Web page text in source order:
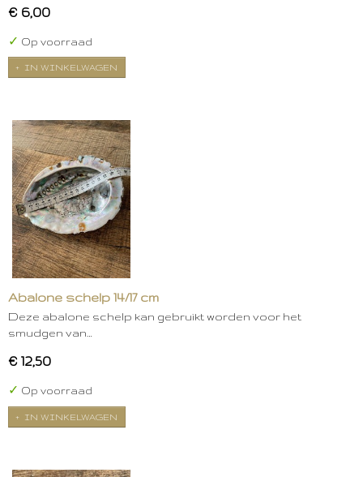
€ 6,00
✓ Op voorraad
IN WINKELWAGEN
Abalone schelp 14/17 cm
Deze abalone schelp kan gebruikt worden voor het
smudgen van…
€ 12,50
✓ Op voorraad
IN WINKELWAGEN